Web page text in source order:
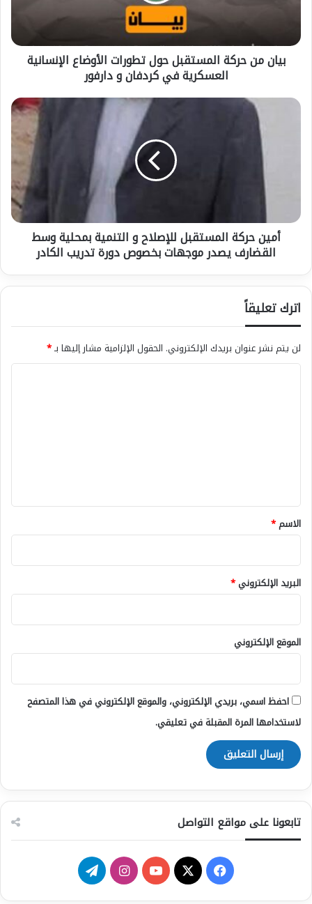
العسكرية
دارفور
بيان من حركة المستقبل حول تطورات الأوضاع الإنسانية
العسكرية في كردفان و دارفور
أمين
القضارف
موجهات
دورة
الكادر
أمين حركة المستقبل للإصلاح و التنمية بمحلية وسط
القضارف يصدر موجهات بخصوص دورة تدريب الكادر
اترك تعليقاً
لن يتم نشر عنوان بريدك الإلكتروني. الحقول الإلزامية مشار إليها بـ*
*
الاسم*
البريد الإلكتروني*
الموقع الإلكتروني
احفظ اسمي، بريدي الإلكتروني، والموقع الإلكتروني في هذا المتصفح
لاستخدامها المرة المقبلة في تعليقي.
تابعونا على مواقع التواصل
فيسبوك
‫X يوتيوبانستقرامتيلقرام